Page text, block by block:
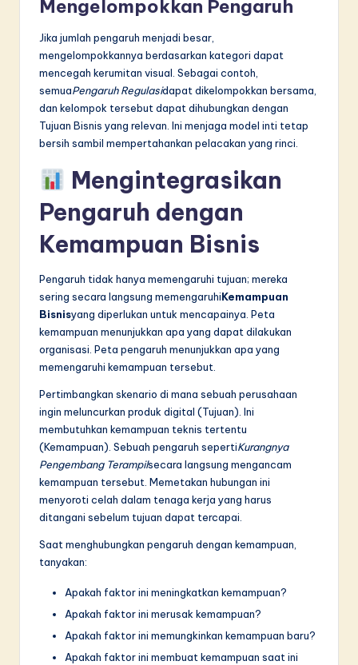
Mengelompokkan Pengaruh
Jika jumlah pengaruh menjadi besar,
mengelompokkannya berdasarkan kategori dapat
mencegah kerumitan visual. Sebagai contoh,
semuaPengaruh Regulasidapat dikelompokkan bersama,
dan kelompok tersebut dapat dihubungkan dengan
Tujuan Bisnis yang relevan. Ini menjaga model inti tetap
bersih sambil mempertahankan pelacakan yang rinci.
Mengintegrasikan
Pengaruh dengan
Kemampuan Bisnis
Pengaruh tidak hanya memengaruhi tujuan; mereka
sering secara langsung memengaruhiKemampuan
Bisnisyang diperlukan untuk mencapainya. Peta
kemampuan menunjukkan apa yang dapat dilakukan
organisasi. Peta pengaruh menunjukkan apa yang
memengaruhi kemampuan tersebut.
Pertimbangkan skenario di mana sebuah perusahaan
ingin meluncurkan produk digital (Tujuan). Ini
membutuhkan kemampuan teknis tertentu
(Kemampuan). Sebuah pengaruh sepertiKurangnya
Pengembang Terampilsecara langsung mengancam
kemampuan tersebut. Memetakan hubungan ini
menyoroti celah dalam tenaga kerja yang harus
ditangani sebelum tujuan dapat tercapai.
Saat menghubungkan pengaruh dengan kemampuan,
tanyakan:
Apakah faktor ini meningkatkan kemampuan?
Apakah faktor ini merusak kemampuan?
Apakah faktor ini memungkinkan kemampuan baru?
Apakah faktor ini membuat kemampuan saat ini